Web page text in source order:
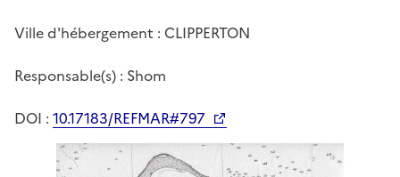
Ville d'hébergement : CLIPPERTON
Responsable(s) : Shom
DOI : 10.17183/REFMAR#797